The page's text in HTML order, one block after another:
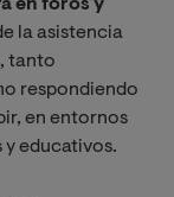
en foros y
la asistencia
tanto
respondiendo
en entornos
educativos.